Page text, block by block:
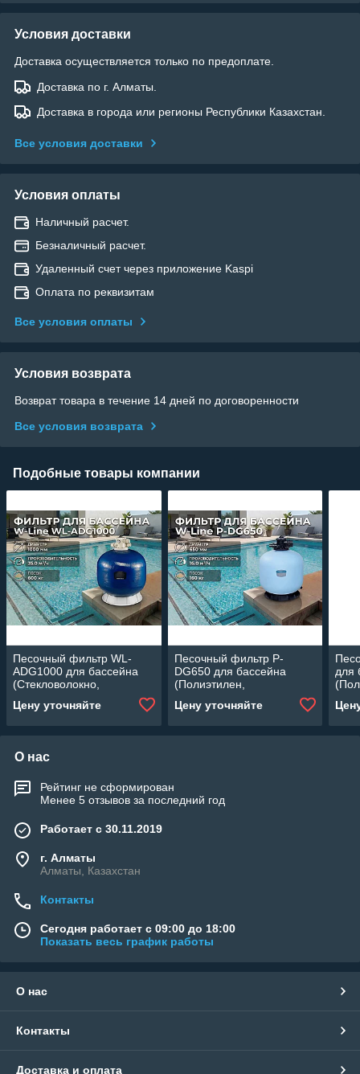
Условия доставки
Доставка осуществляется только по предоплате.
Доставка по г. Алматы.
Доставка в города или регионы Республики Казахстан.
Все условия доставки
Условия оплаты
Наличный расчет.
Безналичный расчет.
Удаленный счет через приложение Kaspi
Оплата по реквизитам
Все условия оплаты
Условия возврата
Возврат товара в течение 14 дней по договоренности
Все условия возврата
Подобные товары компании
Песочный фильтр WL-
ADG1000 для бассейна
(Стекловолокно,
м3/ч, диаметр: 1000 мм,
Цену уточняйте
Песочный фильтр P-
DG650 для бассейна
(Полиэтилен,
м3/ч, диаметр: 650 мм,
Цену уточняйте
для
м3/
О нас
Рейтинг не сформирован
Менее 5 отзывов за последний год
Работает с 30.11.2019
г. Алматы
Алматы, Казахстан
Контакты
Сегодня работает с 09:00 до 18:00
Показать весь график работы
О нас
Контакты
Доставка и оплата